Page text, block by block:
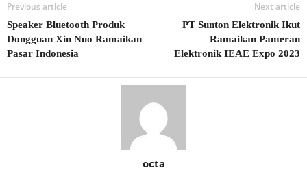
Previous article
Speaker Bluetooth Produk
Dongguan Xin Nuo Ramaikan
Pasar Indonesia
Next article
PT Sunton Elektronik Ikut
Ramaikan Pameran
Elektronik IEAE Expo 2023
octa